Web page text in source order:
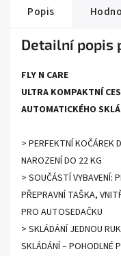
Popis
Detailní popis
FLY N CARE
ULTRA KOMPAKTNÍ
AUTOMATICKÉHO
> PERFEKTNÍ KOČÁREK
NAROZENÍ DO 22 KG
> SOUČÁSTÍ VYBAVENÍ:
PŘEPRAVNÍ TAŠKA,
PRO AUTOSEDAČKU
> SKLÁDÁNÍ JEDNOU
SKLÁDÁNÍ – POHODLNÉ